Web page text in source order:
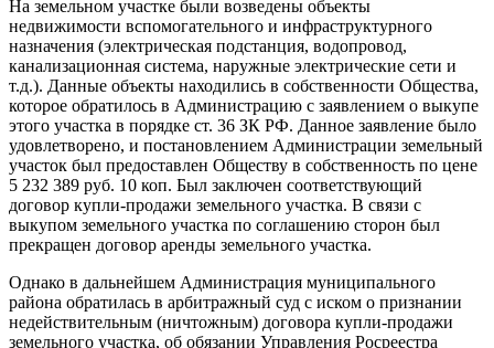
На земельном участке были возведены объекты
недвижимости вспомогательного и инфраструктурного
назначения (электрическая подстанция, водопровод,
канализационная система, наружные электрические сети и
т.д.). Данные объекты находились в собственности Общества,
которое обратилось в Администрацию с заявлением о выкупе
этого участка в порядке ст. 36 ЗК РФ. Данное заявление было
удовлетворено, и постановлением Администрации земельный
участок был предоставлен Обществу в собственность по цене
5 232 389 руб. 10 коп. Был заключен соответствующий
договор купли-продажи земельного участка. В связи с
выкупом земельного участка по соглашению сторон был
прекращен договор аренды земельного участка.
Однако в дальнейшем Администрация муниципального
района обратилась в арбитражный суд с иском о признании
недействительным (ничтожным) договора купли-продажи
земельного участка, об обязании Управления Росреестра